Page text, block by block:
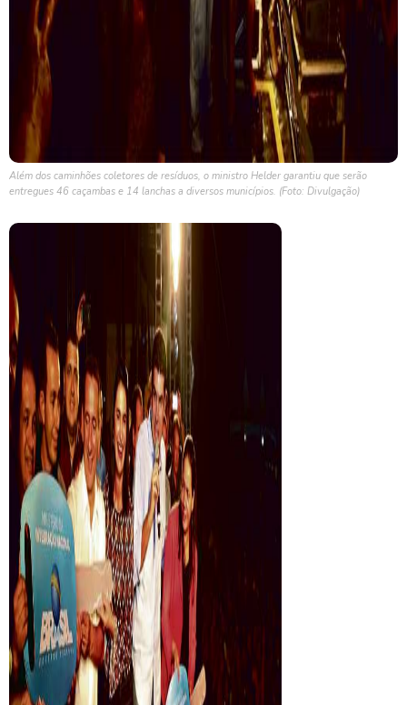
Além dos caminhões coletores de resíduos, o ministro Helder garantiu que serão
entregues 46 caçambas e 14 lanchas a diversos municípios. (Foto: Divulgação)